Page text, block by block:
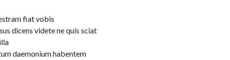
fiat vobis
dicens videte ne quis sciat
daemonium habentem